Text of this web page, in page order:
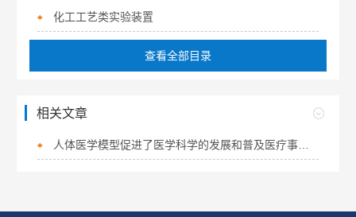
化工工艺类实验装置
查看全部目录
相关文章